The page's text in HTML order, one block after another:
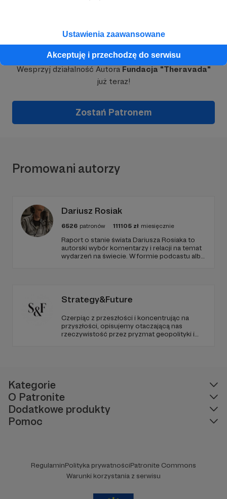
Ustawienia zaawansowane
Akceptuję i przechodzę do serwisu
Dołącz do grona Patronów!
Wesprzyj działalność Autora Fundacja "Theravada"
już teraz!
Zostań Patronem
Promowani autorzy
Dariusz Rosiak
6526 patronów 111105 zł miesięcznie
Raport o stanie świata Dariusza Rosiaka to
autorski wybór komentarzy i relacji na temat
wydarzeń na świecie. W formie podcastu albo
Strategy&Future
Czerpiąc z przeszłości i koncentrując na
przyszłości, opisujemy otaczającą nas
rzeczywistość przez pryzmat geopolityki i
Kategorie
O Patronite
Dodatkowe produkty
Pomoc
RegulaminPolityka prywatnościPatronite Commons
Warunki korzystania z serwisu